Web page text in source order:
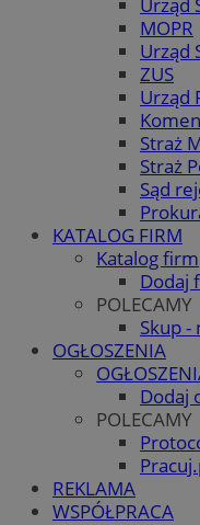
MOPR
Urząd
ZUS
Urząd
Straż
Straż
Sąd
KATALOG FIRM
Katalog firm
Dodaj
POLECAMY
Skup
OGŁOSZENIA
Dodaj
POLECAMY
REKLAMA
WSPÓŁPRACA